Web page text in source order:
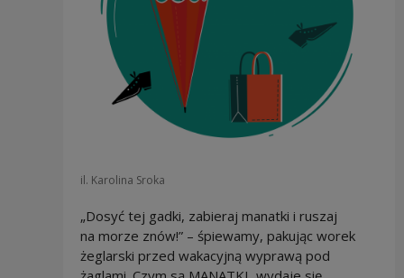
il. Karolina Sroka
„Dosyć tej gadki, zabieraj manatki i ruszaj
na morze znów!” – śpiewamy, pakując worek
żeglarski przed wakacyjną wyprawą pod